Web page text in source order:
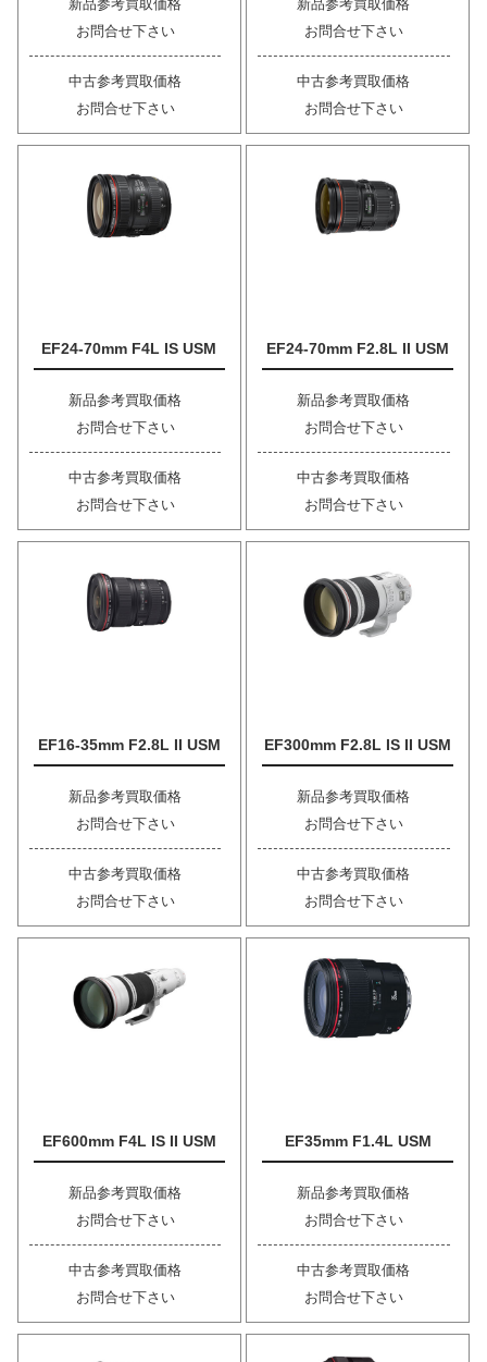
新品参考買取価格
お問合せ下さい
中古参考買取価格
お問合せ下さい
新品参考買取価格
お問合せ下さい
中古参考買取価格
お問合せ下さい
EF24-70mm F4L IS USM
新品参考買取価格
お問合せ下さい
中古参考買取価格
お問合せ下さい
EF24-70mm F2.8L II USM
新品参考買取価格
お問合せ下さい
中古参考買取価格
お問合せ下さい
EF16-35mm F2.8L II USM
新品参考買取価格
お問合せ下さい
中古参考買取価格
お問合せ下さい
EF300mm F2.8L IS II USM
新品参考買取価格
お問合せ下さい
中古参考買取価格
お問合せ下さい
EF600mm F4L IS II USM
新品参考買取価格
お問合せ下さい
中古参考買取価格
お問合せ下さい
EF35mm F1.4L USM
新品参考買取価格
お問合せ下さい
中古参考買取価格
お問合せ下さい